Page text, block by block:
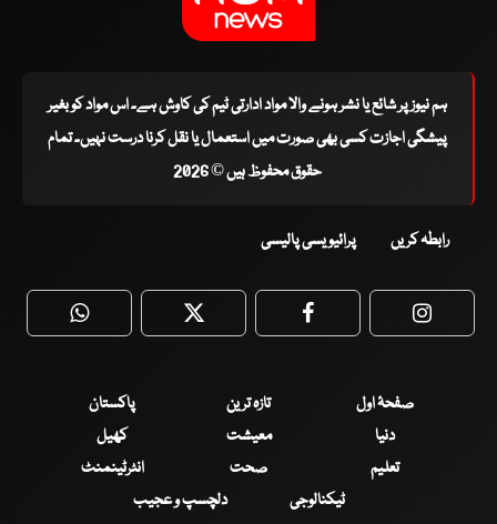
ہم نیوز پر شائع یا نشر ہونے والا مواد ادارتی ٹیم کی کاوش ہے۔ اس مواد کو بغیر
پیشگی اجازت کسی بھی صورت میں استعمال یا نقل کرنا درست نہیں۔ تمام
حقوق محفوظ ہیں © 2026
رابطہ کریں پرائیویسی پالیسی
WhatsApp Twitter Facebook
صفحۂ اول تازہ ترین
پاکستان
دنیا
معیشت
کھیل
تعلیم
صحت
انٹرٹینمنٹ
ٹیکنالوجی
دلچسپ و عجیب